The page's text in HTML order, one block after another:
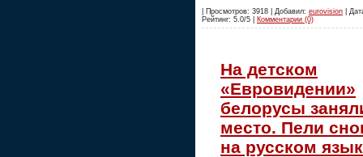
| Просмотров: 3918 | Добавил: eurovision |
Рейтинг: 5.0/5 | Комментарии (0)
На детском
«Евровидении»
белорусы
место. Пели
на русском